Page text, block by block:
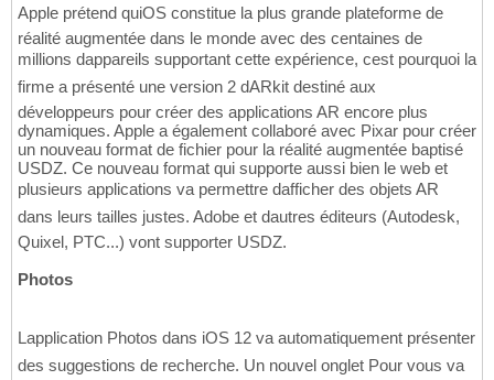
Apple prétend quiOS constitue la plus grande plateforme de
réalité augmentée dans le monde avec des centaines de
millions dappareils supportant cette expérience, cest pourquoi la
firme a présenté une version 2 dARkit destiné aux
développeurs pour créer des applications AR encore plus
dynamiques. Apple a également collaboré avec Pixar pour créer
un nouveau format de fichier pour la réalité augmentée baptisé
USDZ. Ce nouveau format qui supporte aussi bien le web et
plusieurs applications va permettre dafficher des objets AR
dans leurs tailles justes. Adobe et dautres éditeurs (Autodesk,
Quixel, PTC...) vont supporter USDZ.
Photos
Lapplication Photos dans iOS 12 va automatiquement présenter
des suggestions de recherche. Un nouvel onglet Pour vous va